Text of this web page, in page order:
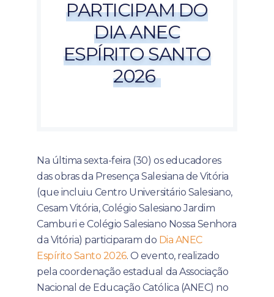
PARTICIPAM DO
DIA ANEC
ESPÍRITO SANTO
2026
Na última sexta-feira (30) os educadores
das obras da Presença Salesiana de Vitória
(que incluiu Centro Universitário Salesiano,
Cesam Vitória, Colégio Salesiano Jardim
Camburi e Colégio Salesiano Nossa Senhora
da Vitória) participaram do Dia ANEC
Espírito Santo 2026. O evento, realizado
pela coordenação estadual da Associação
Nacional de Educação Católica (ANEC) no